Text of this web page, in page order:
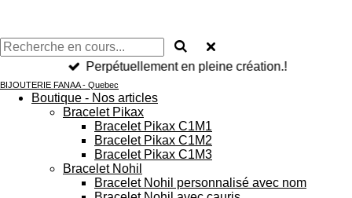
Perpétuellement en pleine création.!
BIJOUTERIE FANAA - Quebec
Boutique - Nos articles
Bracelet Pikax
Bracelet Pikax C1M1
Bracelet Pikax C1M2
Bracelet Pikax C1M3
Bracelet Nohil
Bracelet Nohil personnalisé avec nom